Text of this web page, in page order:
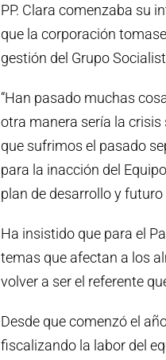
PP. Clara comenzaba su
que la corporación
gestión del Grupo
“Han pasado muchas
otra manera sería la crisis
que sufrimos el pasado
para la inacción del
plan de desarrollo y
Ha insistido que para el
temas que afectan a los
volver a ser el referente
Desde que comenzó el
fiscalizando la labor del